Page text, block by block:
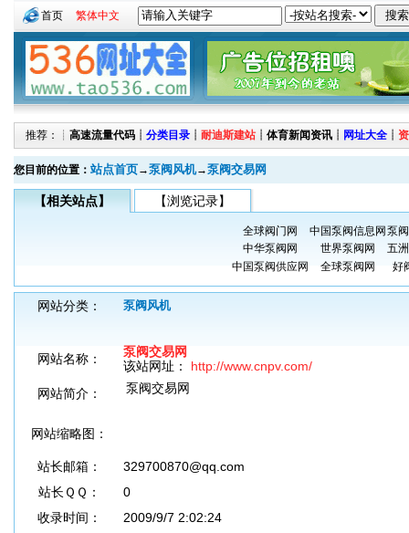
首页 繁体中文
推荐：┊ 高速流量代码 ┊ 分类目录 ┊ 耐迪斯建站 ┊ 体育新闻资讯 ┊ 网址大全 ┊
您目前的位置： 站点首页→泵阀风机→泵阀交易网
【相关站点】 【浏览记录】
全球阀门网 中国泵阀信息网 泵
中华泵阀网
世界泵阀网
五
中国泵阀供应网
全球泵阀网 好
网站分类： 泵阀风机
网站名称：
泵阀交易网
该站网址： http://www.cnpv.com/
网站简介：
泵阀交易网
网站缩略图：
站长邮箱：
329700870@qq.com
站长ＱＱ：
0
收录时间：
2009/9/7 2:02:24